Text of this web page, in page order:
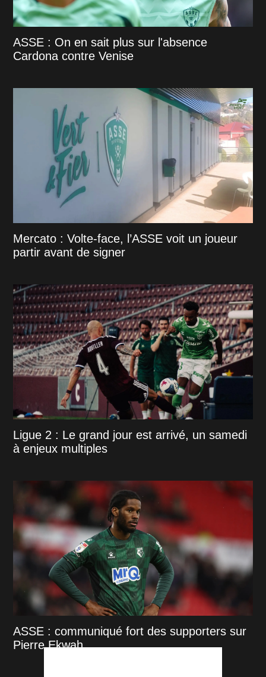
ASSE : On en sait plus sur l'absence
Cardona contre Venise
Mercato : Volte-face, l’ASSE voit un joueur
partir avant de signer
Ligue 2 : Le grand jour est arrivé, un samedi
à enjeux multiples
ASSE : communiqué fort des supporters sur
Pierre Ekwah